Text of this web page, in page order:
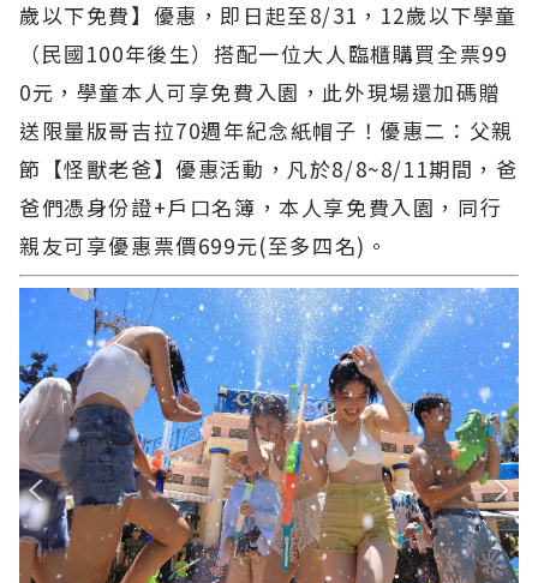
歲以下免費】優惠，即日起至8/31，12歲以下學童
（民國100年後生）搭配一位大人臨櫃購買全票99
0元，學童本人可享免費入園，此外現場還加碼贈
送限量版哥吉拉70週年紀念紙帽子！優惠二：父親
節【怪獸老爸】優惠活動，凡於8/8~8/11期間，爸
爸們憑身份證+戶口名簿，本人享免費入園，同行
親友可享優惠票價699元(至多四名)。